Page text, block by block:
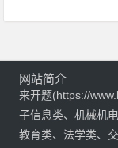
网站简介
来开题(https://
子信息类、机械机
教育类、法学类、